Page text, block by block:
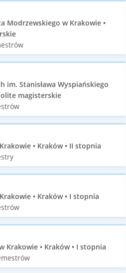
Modrzewskiego w Krakowie •
im. Stanisława Wyspiańskiego
magisterskie
• Kraków • II stopnia
• Kraków • I stopnia
Krakowie • Kraków • I stopnia